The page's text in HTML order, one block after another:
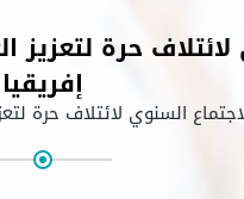
حرة
إفريقيا
السنوي لائتلاف حرة